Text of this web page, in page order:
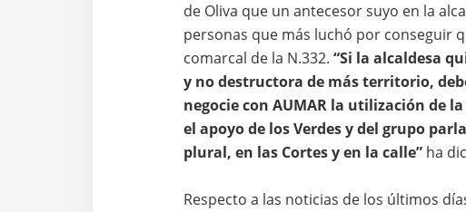
de Oliva que un antecesor suyo en la
personas que más luchó por conseguir
comarcal de la N.332. “Si la alcaldesa
y no destructora de más territorio,
negocie con AUMAR la utilización de
el apoyo de los Verdes y del grupo
plural, en las Cortes y en la calle” ha
Respecto a las noticias de los últimos